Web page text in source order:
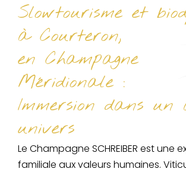
Slowtourisme et
à Courteron,
en Champagne
Méridionale :
Immersion dans un
univers
Le Champagne SCHREIBER est une
familiale aux valeurs humaines.